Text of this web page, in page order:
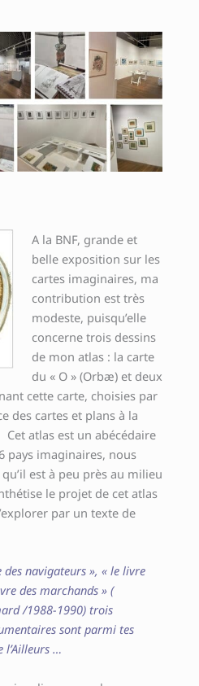
A la BNF, grande et
belle exposition sur les
cartes imaginaires, ma
contribution est très
modeste, puisqu’elle
concerne trois dessins
de mon atlas : la carte
du « O » (Orbæ) et deux
cette carte, choisies par
des cartes et plans à la
atlas est un abécédaire
pays imaginaires, nous
est à peu près au milieu
le projet de cet atlas
par un texte de
des navigateurs », « le livre
des marchands » (
/1988-1990) trois
sont parmi tes
l’Ailleurs …